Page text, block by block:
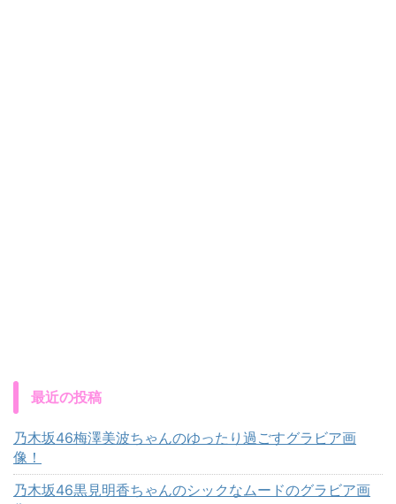
最近の投稿
乃木坂46梅澤美波ちゃんのゆったり過ごすグラビア画
像！
乃木坂46黒見明香ちゃんのシックなムードのグラビア画